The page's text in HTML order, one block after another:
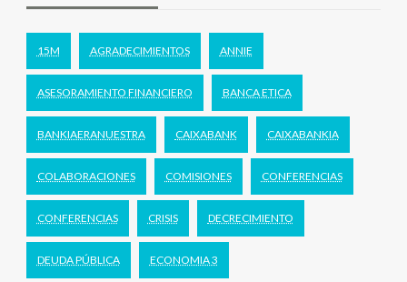
15M AGRADECIMIENTOS ANNIE
ASESORAMIENTO FINANCIERO BANCA ETICA
BANKIAERANUESTRA CAIXABANK CAIXABANKIA
COLABORACIONES COMISIONES CONFERENCIAS
CONFERENCIAS CRISIS DECRECIMIENTO
DEUDA PÚBLICA ECONOMIA 3